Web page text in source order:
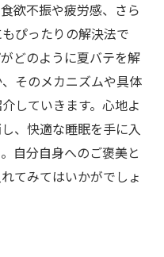
欲不振や疲労感、さら
ぴったりの解決法で
どのように夏バテを解
そのメカニズムや具体
していきます。心地よ
、快適な睡眠を手に入
自分自身へのご褒美と
てみてはいかがでしょ